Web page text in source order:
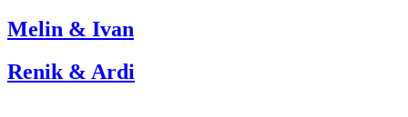
Melin & Ivan
Renik & Ardi